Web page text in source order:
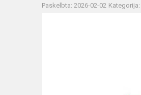
Paskelbta: 2026-02-02 Kategorija: